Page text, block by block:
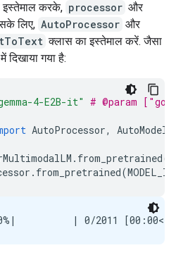
इस्तेमाल करके, processor और
लिए, AutoProcessor और
क्लास का इस्तेमाल करें. जैसा
दिखाया गया है:
4-E2B-it" # @param
AutoProcessor,
. from_pretrained(
. from_pretrained(MODEL_ID